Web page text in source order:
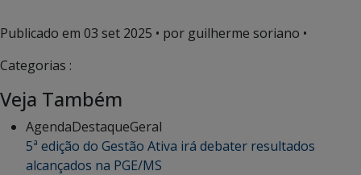
Publicado em 03 set 2025 • por guilherme soriano •
Categorias :
Veja Também
AgendaDestaqueGeral
5ª edição do Gestão Ativa irá debater resultados
alcançados na PGE/MS